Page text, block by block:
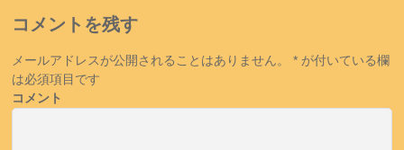
コメントを残す
メールアドレスが公開されることはありません。 * が付いている欄
は必須項目です
コメント